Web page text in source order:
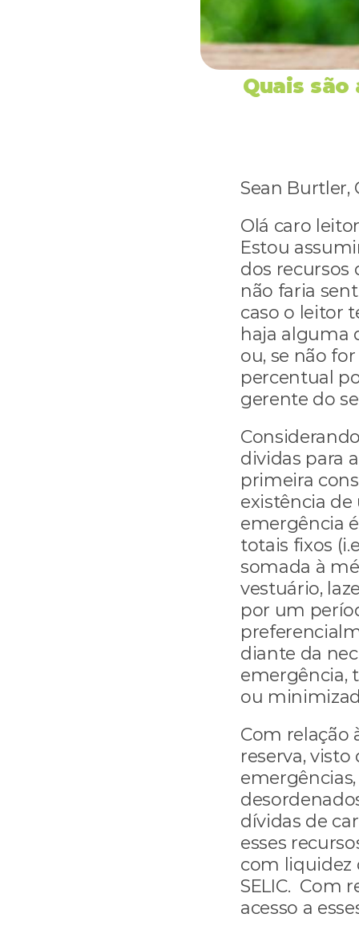
Quais são
Sean Burtler,
Olá caro
Estou
dos recursos
não faria
caso o leitor
haja alguma
ou, se não
percentual
gerente do
dividas para
primeira
existência de
emergência
totais fixos
somada à
vestuário,
por um
diante da
emergência,
ou
Com relação
reserva,
dívidas de
esses
com liquidez
SELIC.  Com
acesso a